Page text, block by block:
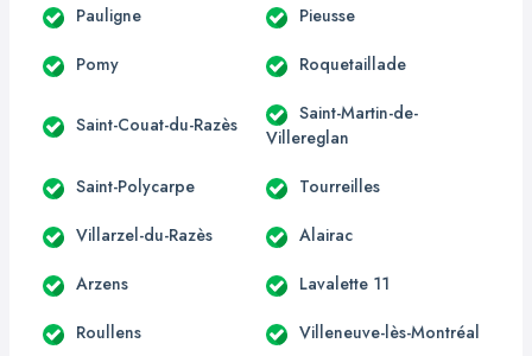
Pauligne Pieusse
Pomy Roquetaillade
Saint-Couat-du-Razès
Saint-Martin-de-
Villereglan
Saint-Polycarpe Tourreilles
Villarzel-du-Razès Alairac
Arzens Lavalette 11
Roullens Villeneuve-lès-Montréal